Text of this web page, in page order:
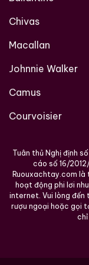
Chivas
Macallan
Johnnie Walker
Camus
Courvoisier
Tuân thủ Nghị định
cáo số 16/
Ruouxachtay.com là
hoạt động phi lơi
internet. Vui lòng đến
rượu ngoại hoặc gọi